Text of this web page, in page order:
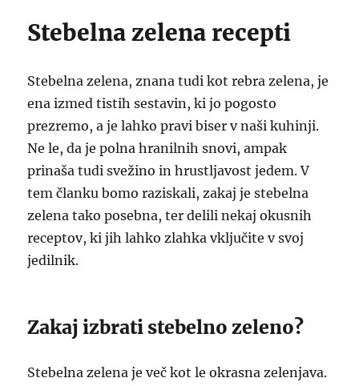
Stebelna zelena recepti
Stebelna zelena, znana tudi kot rebra zelena, je
ena izmed tistih sestavin, ki jo pogosto
prezremo, a je lahko pravi biser v naši kuhinji.
Ne le, da je polna hranilnih snovi, ampak
prinaša tudi svežino in hrustljavost jedem. V
tem članku bomo raziskali, zakaj je stebelna
zelena tako posebna, ter delili nekaj okusnih
receptov, ki jih lahko zlahka vključite v svoj
jedilnik.
Zakaj izbrati stebelno zeleno?
Stebelna zelena je več kot le okrasna zelenjava.